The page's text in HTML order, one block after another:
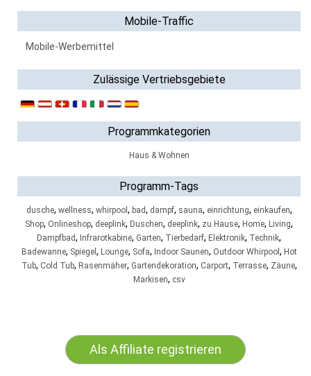
Mobile-Traffic
Mobile-Werbemittel
Zulässige Vertriebsgebiete
Programmkategorien
Haus & Wohnen
Programm-Tags
dusche, wellness, whirpool , bad, dampf, sauna, einrichtung, einkaufen,
Shop, Onlineshop, deeplink, Duschen, deeplink, zu Hause, Home, Living,
Dampfbad, Infrarotkabine, Garten, Tierbedarf, Elektronik, Technik,
Badewanne, Spiegel , Lounge, Sofa, Indoor Saunen, Outdoor Whirpool , Hot
Tub, Cold Tub, Rasenmäher, Gartendekoration, Carport, Terrasse, Zäune,
Markisen, csv
Als Affiliate registrieren